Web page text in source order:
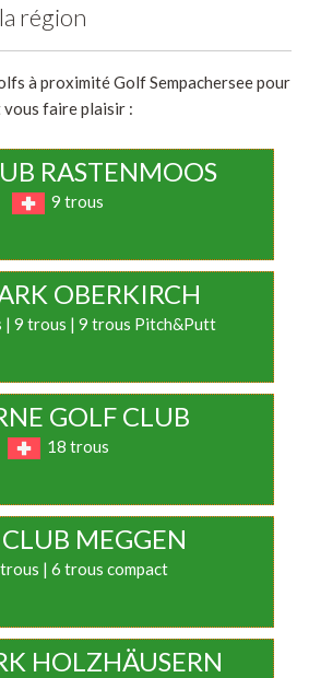
région
à proximité Golf Sempachersee pour
faire plaisir :
RASTENMOOS
9 trous
OBERKIRCH
| 9 trous | 9 trous Pitch&Putt
GOLF CLUB
18 trous
MEGGEN
| 6 trous compact
HOLZHÄUSERN